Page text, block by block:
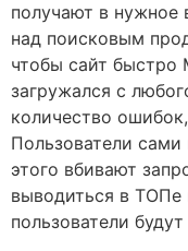
получают в нужное
над поисковым
чтобы сайт
загружался с
количество
Пользователи
этого вбивают
выводиться в ТОПе
пользователи